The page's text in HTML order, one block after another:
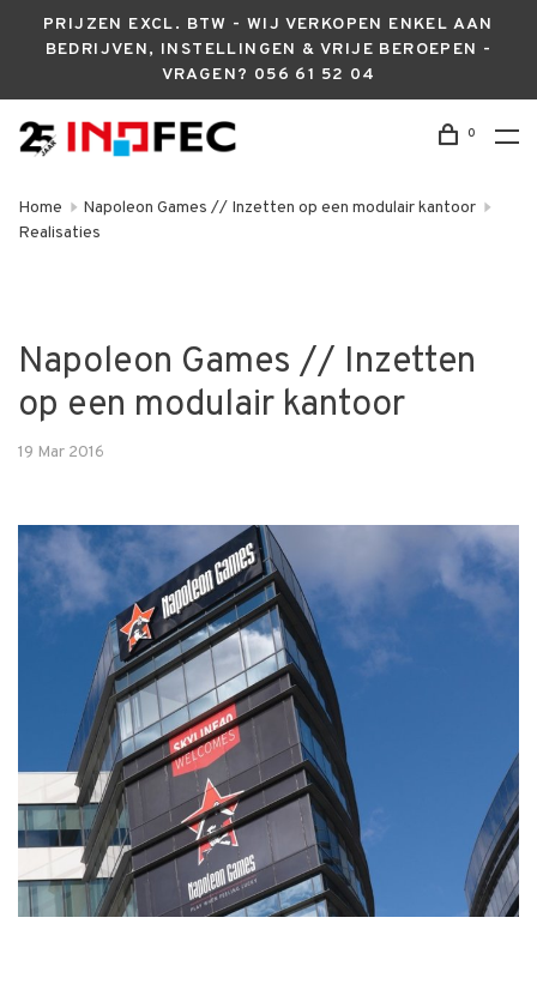
PRIJZEN EXCL. BTW - WIJ VERKOPEN ENKEL AAN
BEDRIJVEN, INSTELLINGEN & VRIJE BEROEPEN -
VRAGEN? 056 61 52 04
0
Home
Napoleon Games // Inzetten op een modulair kantoor
Realisaties
Napoleon Games // Inzetten
op een modulair kantoor
19 Mar 2016